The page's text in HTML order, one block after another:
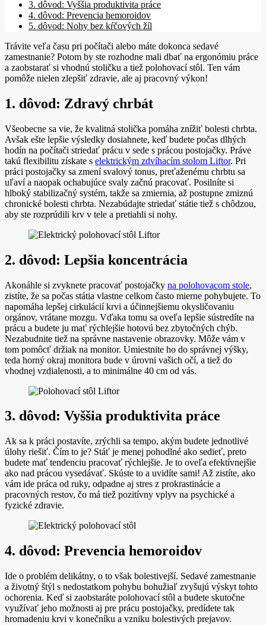
3. dôvod: Vyššia produktivita práce
4. dôvod: Prevencia hemoroidov
5. dôvod: Nohy bez kŕčových žíl
Trávite veľa času pri počítači alebo máte dokonca sedavé
zamestnanie? Potom by ste rozhodne mali dbať na ergonómiu práce
a zaobstarať si vhodnú stoličku a tiež polohovací stôl. Ten vám
pomôže nielen zlepšiť zdravie, ale aj pracovný výkon!
1. dôvod: Zdravý chrbát
Všeobecne sa vie, že kvalitná stolička pomáha znížiť bolesti chrbta.
Avšak ešte lepšie výsledky dosiahnete, keď budete počas dlhých
hodín na počítači striedať prácu v sede s prácou postojačky. Práve
takú flexibilitu získate s elektrickým zdvíhacím stolom Liftor. Pri
práci postojačky sa zmení svalový tonus, preťaženému chrbtu sa
uľaví a naopak ochabujúce svaly začnú pracovať. Posilníte si
hlboký stabilizačný systém, takže sa zmiernia, až postupne zmiznú
chronické bolesti chrbta. Nezabúdajte striedať státie tiež s chôdzou,
aby ste rozprúdili krv v tele a pretiahli si nohy.
2. dôvod: Lepšia koncentrácia
Akonáhle si zvyknete pracovať postojačky na polohovacom stole,
zistíte, že sa počas státia vlastne celkom často mierne pohybujete. To
napomáha lepšej cirkulácií krvi a účinnejšiemu okysličovaniu
orgánov, vrátane mozgu. Vďaka tomu sa oveľa lepšie sústredíte na
prácu a budete ju mať rýchlejšie hotovú bez zbytočných chýb.
Nezabudnite tiež na správne nastavenie obrazovky. Môže vám v
tom pomôcť držiak na monitor. Umiestnite ho do správnej výšky,
teda horný okraj monitora bude v úrovni vašich očí, a tiež do
vhodnej vzdialenosti, a to minimálne 40 cm od vás.
3. dôvod: Vyššia produktivita práce
Ak sa k práci postavíte, zrýchli sa tempo, akým budete jednotlivé
úlohy riešiť. Čím to je? Stáť je menej pohodlné ako sedieť, preto
budete mať tendenciu pracovať rýchlejšie. Je to oveľa efektívnejšie
ako nad prácou vysedávať. Skúste to a uvidíte sami! Až zistíte, ako
vám ide práca od ruky, odpadne aj stres z prokrastinácie a
pracovných restov, čo má tiež pozitívny vplyv na psychické a
fyzické zdravie.
4. dôvod: Prevencia hemoroidov
Ide o problém delikátny, o to však bolestivejší. Sedavé zamestnanie
a životný štýl s nedostatkom pohybu bohužiaľ zvyšujú výskyt tohto
ochorenia. Keď si zaobstaráte polohovací stôl a budete skutočne
využívať jeho možnosti aj pre prácu postojačky, predídete tak
hromadeniu krvi v konečníku a vzniku bolestivých prejavov.